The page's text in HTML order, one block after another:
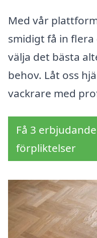
Med vår
smidigt få in
välja det bästa
behov. Låt oss
vackrare med
Få 3
förpliktelser